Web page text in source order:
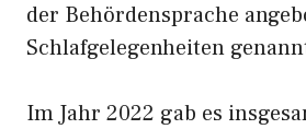
der Behördensprache
Schlafgelegenheiten
Im Jahr 2022 gab es